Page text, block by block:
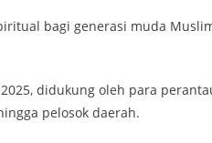
bagi generasi muda
didukung oleh para
pelosok daerah.